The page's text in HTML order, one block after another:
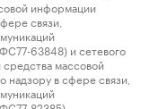
информации
связи,
63848) и сетевого
средства массовой
в сфере связи,